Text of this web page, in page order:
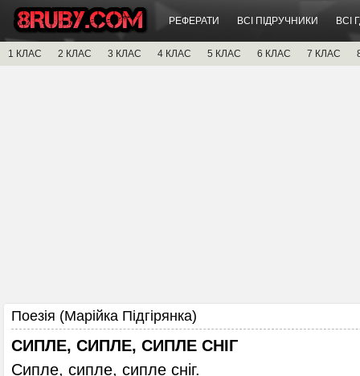
РЕФЕРАТИ ВСІ ПІДРУЧНИКИ ВСІ
1 КЛАС 2 КЛАС 3 КЛАС 4 КЛАС 5 КЛАС 6 КЛАС 7 КЛАС
Поезія (Марійка Підгірянка)
СИПЛЕ, СИПЛЕ, СИПЛЕ СНІГ
Сипле, сипле, сипле сніг.